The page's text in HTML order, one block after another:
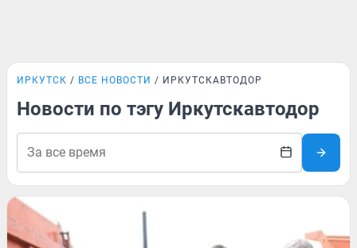
ИРКУТСК ВСЕ НОВОСТИ ИРКУТСКАВТОДОР
Новости по тэгу Иркутскавтодор